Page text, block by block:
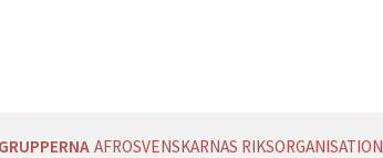
AFROSVENSKARNAS RIKSORGANISATION